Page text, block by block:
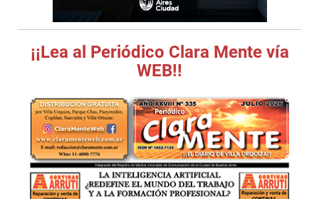
¡¡Lea al Periódico Clara Mente vía
WEB!!